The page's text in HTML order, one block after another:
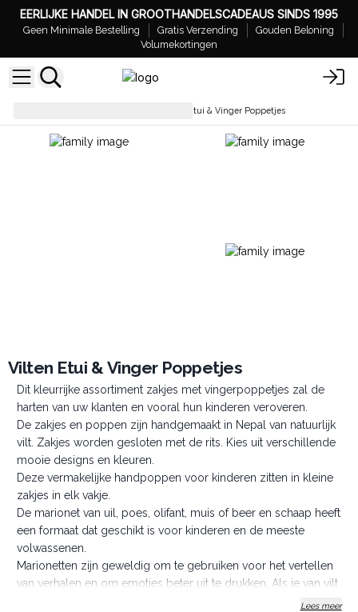
EERLIJKE HANDEL IN GROOTHANDELSCADEAUS SINDS 1995
Geen Minimale Bestelling Gratis Verzending
Gouden Beloning
Volumekortingen
Vilten Etui & Vinger Poppetjes
Vilten Etui & Vinger Poppetjes
Dit kleurrijke assortiment zakjes met vingerpoppetjes zal de
harten van uw klanten en vooral hun kinderen veroveren.
De zakjes en poppen zijn handgemaakt in Nepal van natuurlijk
vilt. Zakjes worden gesloten met de rits. Kies uit verschillende
mooie designs en kleuren.
Deze vermakelijke handpoppen voor kinderen zitten in kleine
zakjes in elk vakje.
De marionet van uil, poes, olifant, muis of beer en schaap heeft
een formaat dat geschikt is voor kinderen en de meeste
volwassenen.
Marionetten zijn geweldig om te gebruiken voor het vertellen
van verhalen en om emoties beter uit te drukken. Als je van vilt
houdt, vind je misschien ook natuurlijke vilten ritszakjes leuk.
Lees meer